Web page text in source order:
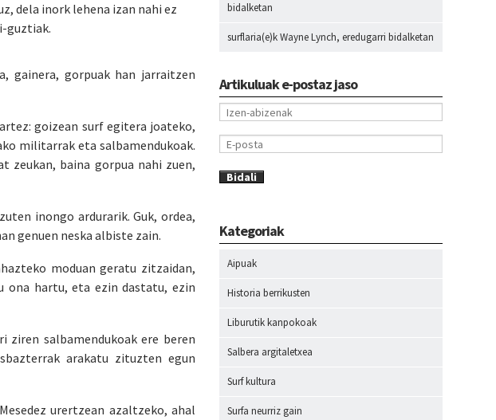
dela inork lehena izan nahi ez
guztiak.
gainera, gorpuak han jarraitzen
goizean surf egitera joateko,
militarrak eta salbamendukoak.
zeukan, baina gorpua nahi zuen,
inongo ardurarik. Guk, ordea,
genuen neska albiste zain.
moduan geratu zitzaidan,
ona hartu, eta ezin dastatu, ezin
salbamendukoak ere beren
arakatu zituzten egun
urertzean azaltzeko, ahal
bidalketan
surflaria(e)kWayne Lynch, eredugarri bidalketan
Artikuluak e-postaz jaso
Kategoriak
Aipuak
Historia berrikusten
Liburutik kanpokoak
Salbera argitaletxea
Surf kultura
Surfa neurriz gain